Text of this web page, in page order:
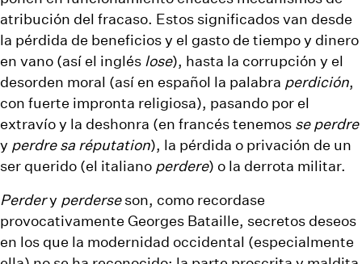
atribución del fracaso. Estos significados van desde
la pérdida de beneficios y el gasto de tiempo y dinero
en vano (así el inglés lose), hasta la corrupción y el
desorden moral (así en español la palabra perdición,
con fuerte impronta religiosa), pasando por el
extravío y la deshonra (en francés tenemos se perdre
y perdre sa réputation), la pérdida o privación de un
ser querido (el italiano perdere) o la derrota militar.
Perdery perderseson, como recordase
provocativamente Georges Bataille, secretos deseos
en los que la modernidad occidental (especialmente